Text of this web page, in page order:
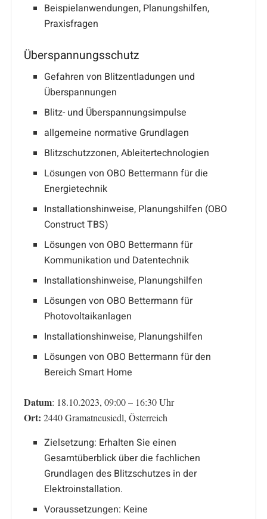
Beispielanwendungen, Planungshilfen,
Praxisfragen
Überspannungsschutz
Gefahren von Blitzentladungen und
Überspannungen
Blitz- und Überspannungsimpulse
allgemeine normative Grundlagen
Blitzschutzzonen, Ableitertechnologien
Lösungen von OBO Bettermann für die
Energietechnik
Installationshinweise, Planungshilfen (OBO
Construct TBS)
Lösungen von OBO Bettermann für
Kommunikation und Datentechnik
Installationshinweise, Planungshilfen
Lösungen von OBO Bettermann für
Photovoltaikanlagen
Installationshinweise, Planungshilfen
Lösungen von OBO Bettermann für den
Bereich Smart Home
Datum: 18.10.2023, 09:00 – 16:30 Uhr
Ort: 2440 Gramatneusiedl, Österreich
Zielsetzung: ​Erhalten Sie einen
Gesamtüberblick über die fachlichen
Grundlagen des Blitzschutzes in der
Elektroinstallation.
Voraussetzungen: Keine